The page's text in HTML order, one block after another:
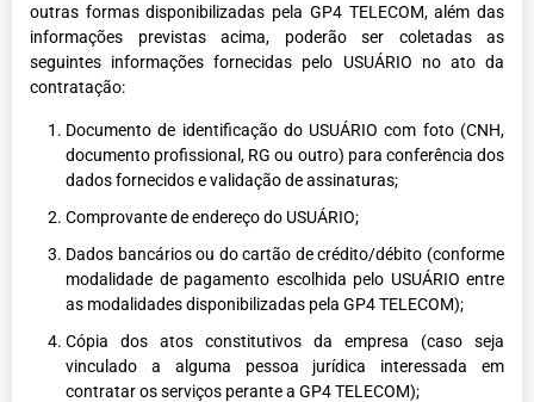
outras formas disponibilizadas pela GP4 TELECOM, além das
informações previstas acima, poderão ser coletadas as
seguintes informações fornecidas pelo USUÁRIO no ato da
contratação:
Documento de identificação do USUÁRIO com foto (CNH,
documento profissional, RG ou outro) para conferência dos
dados fornecidos e validação de assinaturas;
Comprovante de endereço do USUÁRIO;
Dados bancários ou do cartão de crédito/débito (conforme
modalidade de pagamento escolhida pelo USUÁRIO entre
as modalidades disponibilizadas pela GP4 TELECOM);
Cópia dos atos constitutivos da empresa (caso seja
vinculado a alguma pessoa jurídica interessada em
contratar os serviços perante a GP4 TELECOM);